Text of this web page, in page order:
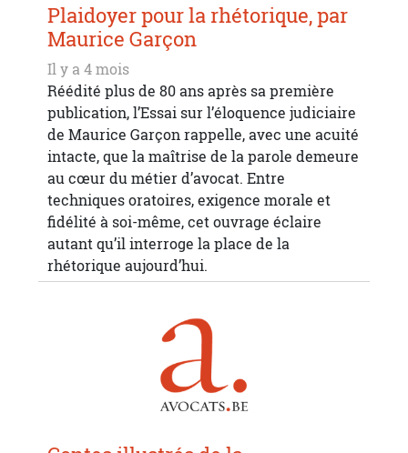
Plaidoyer pour la rhétorique, par
Maurice Garçon
Il y a 4 mois
Réédité plus de 80 ans après sa première
publication, l’Essai sur l’éloquence judiciaire
de Maurice Garçon rappelle, avec une acuité
intacte, que la maîtrise de la parole demeure
au cœur du métier d’avocat. Entre
techniques oratoires, exigence morale et
fidélité à soi-même, cet ouvrage éclaire
autant qu’il interroge la place de la
rhétorique aujourd’hui.